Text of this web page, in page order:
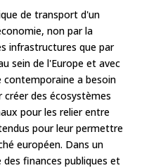
de transport d'un
non par la
infrastructures que par
sein de l'Europe et avec
a besoin
créer des écosystèmes
pour les relier entre
pour leur permettre
européen. Dans un
finances publiques et